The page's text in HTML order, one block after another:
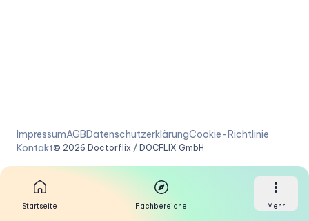
ImpressumAGBDatenschutzerklärungCookie-Richtlinie
Kontakt© 2026 Doctorflix / DOCFLIX GmbH
Startseite Fachbereiche Mehr